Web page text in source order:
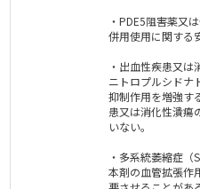
・PDE5阻害薬又
併用使用に関する
・出血性疾患又は
ニトロプルシドナ
抑制作用を増強す
患又は消化性潰瘍
いない。
・多系統萎縮症（
本剤の血管拡張作